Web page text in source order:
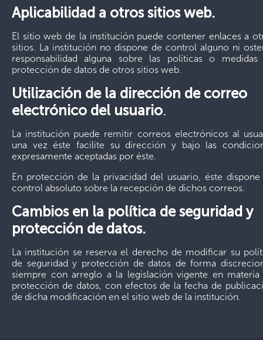
Aplicabilidad a otros sitios web.
El sitio web de la institución puede contener enlaces a
sitios. La institución no dispone de control alguno ni
responsabilidad alguna sobre las políticas o medidas
protección de datos de otros sitios web.
Utilización de la dirección de correo
electrónico del usuario.
La institución puede remitir correos electrónicos al
una vez éste facilite su dirección y bajo las
expresamente aceptadas por éste.
En protección de la privacidad del usuario, éste dispone
control absoluto sobre la recepción de dichos correos.
Cambios en la política de seguridad y
protección de datos.
La institución se reserva el derecho de modificar su
de seguridad y protección de datos de forma
siempre con arreglo a la legislación vigente en materia
protección de datos, con efectos de la fecha de
de dicha modificación en el sitio web de la institución.